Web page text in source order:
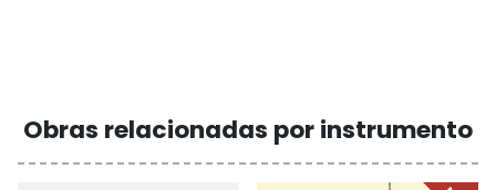
Obras relacionadas por instrumento